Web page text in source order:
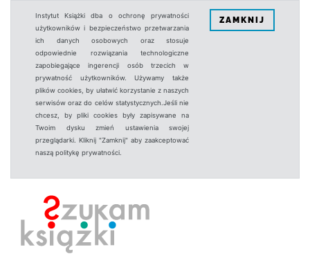
Instytut Książki dba o ochronę prywatności
użytkowników i bezpieczeństwo przetwarzania
ich danych osobowych oraz stosuje
odpowiednie rozwiązania technologiczne
zapobiegające ingerencji osób trzecich w
prywatność użytkowników. Używamy także
plików cookies, by ułatwić korzystanie z naszych
serwisów oraz do celów statystycznych.Jeśli nie
chcesz, by pliki cookies były zapisywane na
Twoim dysku zmień ustawienia swojej
przeglądarki. Kliknij "Zamknij" aby zaakceptować
naszą politykę prywatności.
ZAMKNIJ